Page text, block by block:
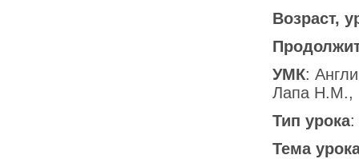
Возраст,
УМК:
Лапа Н.М.,
Тип урока:
Тема